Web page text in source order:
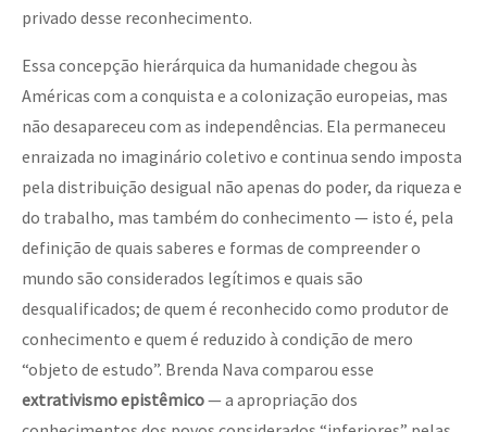
privado desse reconhecimento.
Essa concepção hierárquica da humanidade chegou às
Américas com a conquista e a colonização europeias, mas
não desapareceu com as independências. Ela permaneceu
enraizada no imaginário coletivo e continua sendo imposta
pela distribuição desigual não apenas do poder, da riqueza e
do trabalho, mas também do conhecimento — isto é, pela
definição de quais saberes e formas de compreender o
mundo são considerados legítimos e quais são
desqualificados; de quem é reconhecido como produtor de
conhecimento e quem é reduzido à condição de mero
“objeto de estudo”. Brenda Nava comparou esse
extrativismo epistêmico— a apropriação dos